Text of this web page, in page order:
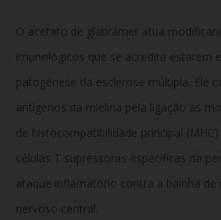
O acetato de glatirámer atua
imunológicos que se acredita estarem
patogênese da esclerose múltipla. Ele
antígenos da mielina pela ligação às
de histocompatibilidade principal
células T supressoras específicas na
ataque inflamatório contra a bainha de
nervoso central.